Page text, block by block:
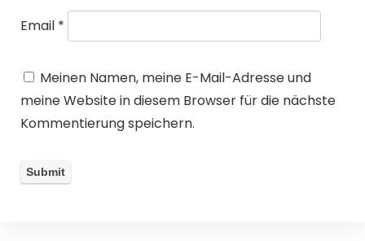
Email *
Meinen Namen, meine E-Mail-Adresse und
meine Website in diesem Browser für die nächste
Kommentierung speichern.